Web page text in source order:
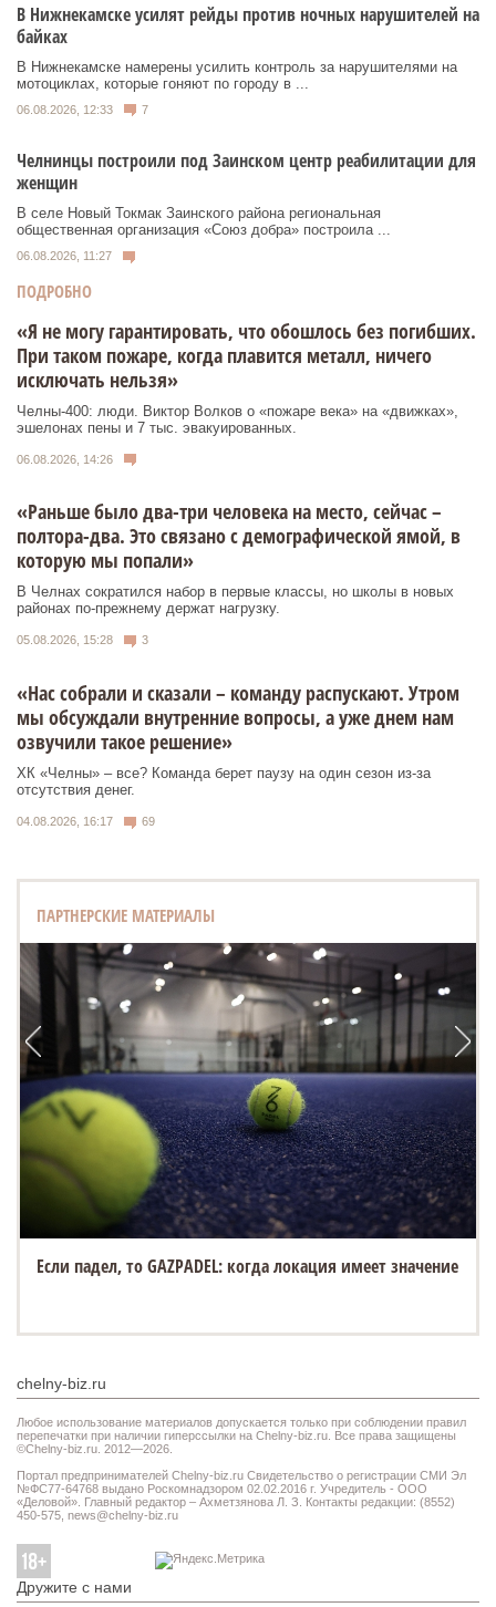
В Нижнекамске усилят рейды против ночных нарушителей на
байках
В Нижнекамске намерены усилить контроль за нарушителями на
мотоциклах, которые гоняют по городу в ...
06.08.2026, 12:33 7
Челнинцы построили под Заинском центр реабилитации для
женщин
В селе Новый Токмак Заинского района региональная
общественная организация «Союз добра» построила ...
06.08.2026, 11:27
ПОДРОБНО
«Я не могу гарантировать, что обошлось без погибших.
При таком пожаре, когда плавится металл, ничего
исключать нельзя»
Челны-400: люди. Виктор Волков о «пожаре века» на «движках»,
эшелонах пены и 7 тыс. эвакуированных.
06.08.2026, 14:26
«Раньше было два-три человека на место, сейчас –
полтора-два. Это связано с демографической ямой, в
которую мы попали»
В Челнах сократился набор в первые классы, но школы в новых
районах по-прежнему держат нагрузку.
05.08.2026, 15:28 3
«Нас собрали и сказали – команду распускают. Утром
мы обсуждали внутренние вопросы, а уже днем нам
озвучили такое решение»
ХК «Челны» – все? Команда берет паузу на один сезон из-за
отсутствия денег.
04.08.2026, 16:17 69
ПАРТНЕРСКИЕ МАТЕРИАЛЫ
Если падел, то GAZPADEL: когда локация имеет значение
chelny-biz.ru
Любое использование материалов допускается только при соблюдении правил
перепечатки при наличии гиперссылки на Chelny-biz.ru. Все права защищены
©Chelny-biz.ru. 2012—2026.
Портал предпринимателей Chelny-biz.ru Свидетельство о регистрации СМИ Эл
№ФС77-64768 выдано Роскомнадзором 02.02.2016 г. Учредитель - ООО
«Деловой». Главный редактор – Ахметзянова Л. З. Контакты редакции: (8552)
450-575, news@chelny-biz.ru
Дружите с нами